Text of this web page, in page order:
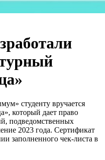
студенту вручается
который дает право
подведомственных
2023 года. Сертификат
заполненного чек-листа в